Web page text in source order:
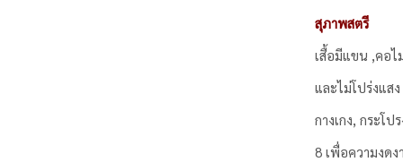
สุภาพสตรี
เสื้อมีแขน ,คอไ
และไม่โปร่งแสง
กางเกง, กระโ
8 เพื่อความงด